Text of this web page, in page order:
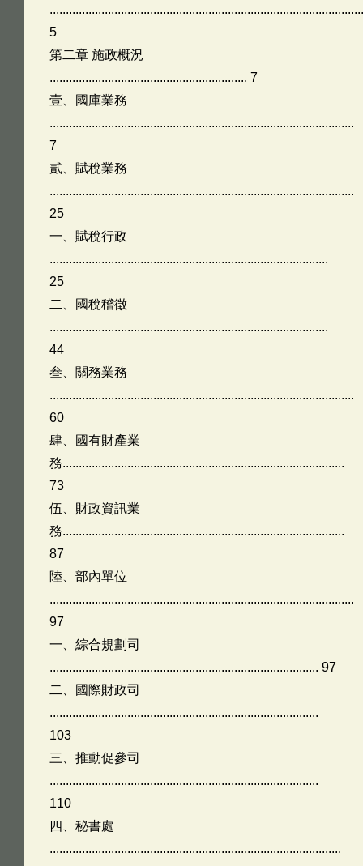
5
第二章 施政概況
............................................................. 7
壹、國庫業務
..............................................................................................
7
貳、賦稅業務
..............................................................................................
25
一、賦稅行政
......................................................................................
25
二、國稅稽徵
......................................................................................
44
叁、關務業務
..............................................................................................
60
肆、國有財產業
務.......................................................................................
73
伍、財政資訊業
務.......................................................................................
87
陸、部內單位
..............................................................................................
97
一、綜合規劃司
................................................................................... 97
二、國際財政司
...................................................................................
103
三、推動促參司
...................................................................................
110
四、秘書處
..........................................................................................